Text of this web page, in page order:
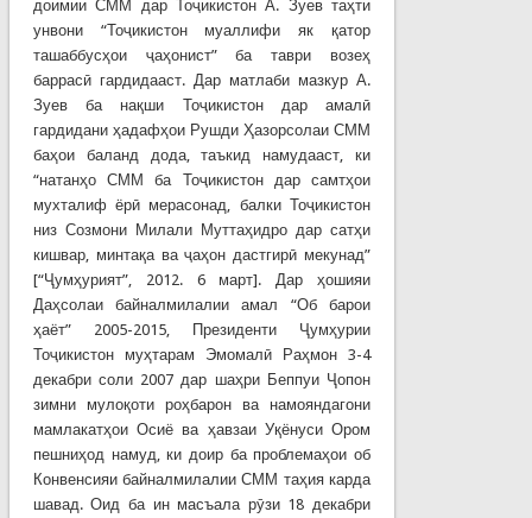
доимии СММ дар Тоҷикистон А. Зуев таҳти
унвони “Тоҷикистон муаллифи як қатор
ташаббусҳои ҷаҳонист” ба таври возеҳ
баррасӣ гардидааст. Дар матлаби мазкур А.
Зуев ба нақши Тоҷикистон дар амалӣ
гардидани ҳадафҳои Рушди Ҳазорсолаи СММ
баҳои баланд дода, таъкид намудааст, ки
“натанҳо СММ ба Тоҷикистон дар самтҳои
мухталиф ёрӣ мерасонад, балки Тоҷикистон
низ Созмони Милали Муттаҳидро дар сатҳи
кишвар, минтақа ва ҷаҳон дастгирӣ мекунад”
[“Ҷумҳурият”, 2012. 6 март]. Дар ҳошияи
Даҳсолаи байналмилалии амал “Об барои
ҳаёт” 2005-2015, Президенти Ҷумҳурии
Тоҷикистон муҳтарам Эмомалӣ Раҳмон 3-4
декабри соли 2007 дар шаҳри Беппуи Ҷопон
зимни мулоқоти роҳбарон ва намояндагони
мамлакатҳои Осиё ва ҳавзаи Уқёнуси Ором
пешниҳод намуд, ки доир ба проблемаҳои об
Конвенсияи байналмилалии СММ таҳия карда
шавад. Оид ба ин масъала рӯзи 18 декабри